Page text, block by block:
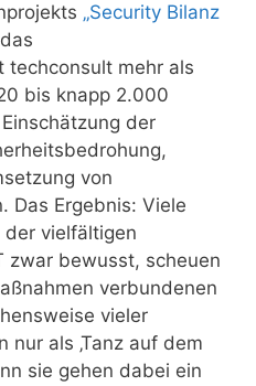
„Security Bilanz
techconsult mehr als
bis knapp 2.000
der
von
Das Ergebnis: Viele
vielfältigen
zwar bewusst, scheuen
verbundenen
vieler
nur als ‚Tanz auf dem
sie gehen dabei ein